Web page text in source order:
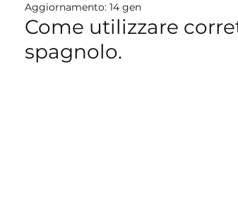
Aggiornamento: 14 gen
Come utilizzare
spagnolo.